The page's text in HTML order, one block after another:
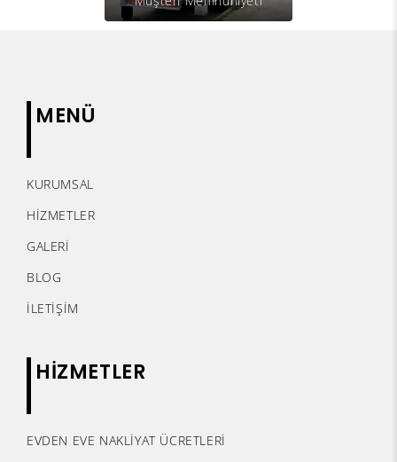
MENÜ
KURUMSAL
HİZMETLER
GALERİ
BLOG
İLETİŞİM
HİZMETLER
EVDEN EVE NAKLİYAT ÜCRETLERİ